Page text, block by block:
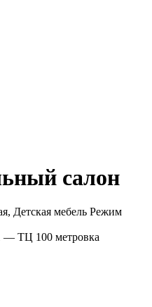
салон
Детская мебель Режим
— ТЦ 100 метровка